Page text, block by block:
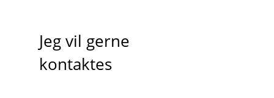
Jeg vil gerne
kontaktes